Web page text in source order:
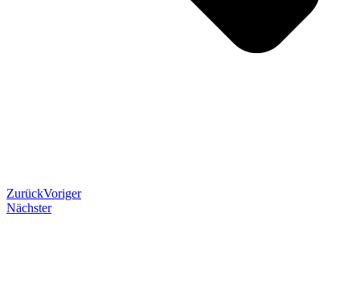
ZurückVoriger
Nächster